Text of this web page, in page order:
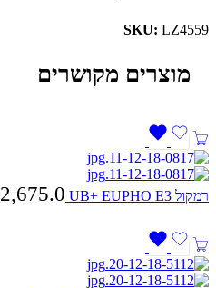
SKU: LZ4559
מוצרים מקושרים
רמקול UB+ EUPHO E3 2,675.0